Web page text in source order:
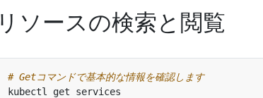
リソースの検索と閲覧
# Getコマンドで基本的な情報を確認します
kubectl get services